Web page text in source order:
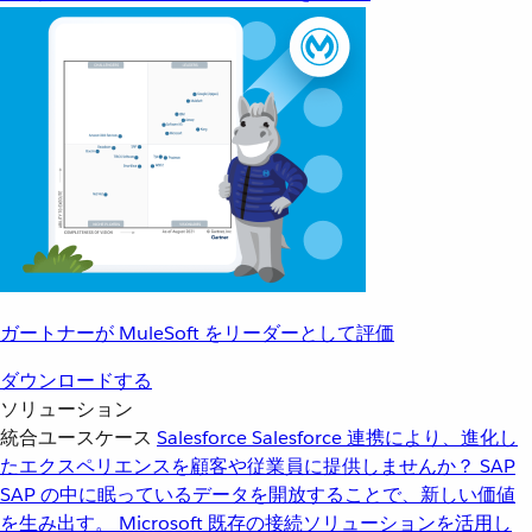
ガートナーが MuleSoft をリーダーとして評価
ダウンロードする
ソリューション
統合ユースケース SalesforceSalesforce 連携により、進化し
たエクスペリエンスを顧客や従業員に提供しませんか？ SAP
SAP の中に眠っているデータを開放することで、新しい価値
を生み出す。
Microsoft 既存の接続ソリューションを活用し